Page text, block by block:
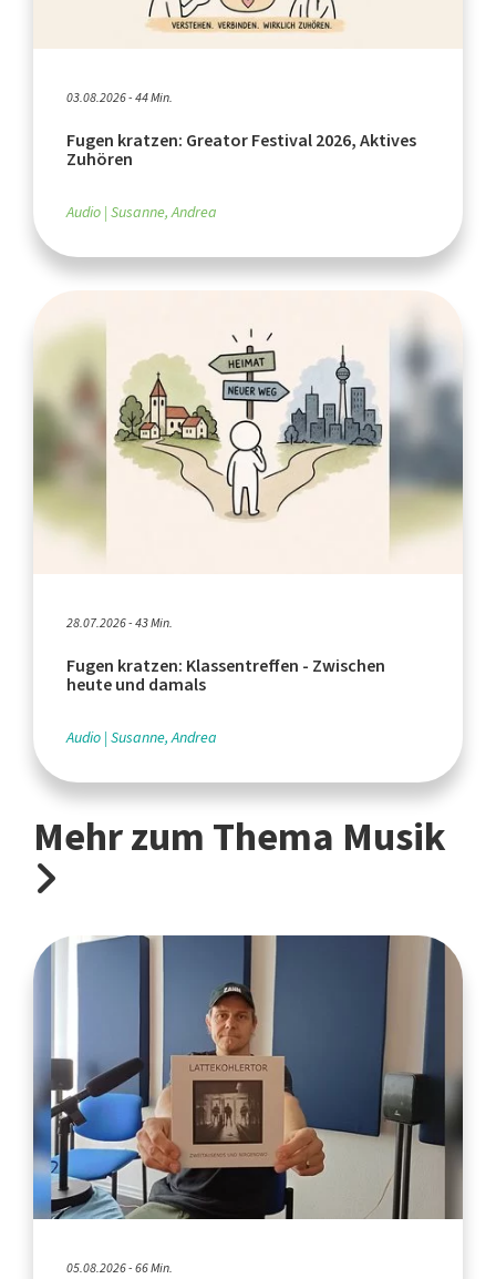
03.08.2026 - 44 Min.
Fugen kratzen: Greator Festival 2026, Aktives
Zuhören
Audio Susanne, Andrea
28.07.2026 - 43 Min.
Fugen kratzen: Klassentreffen - Zwischen
heute und damals
Audio Susanne, Andrea
Mehr zum Thema Musik
05.08.2026 - 66 Min.